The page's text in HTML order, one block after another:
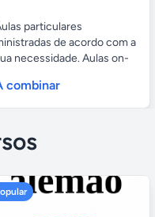
particulares
de acordo com a
necessidade. Aulas on-
combinar